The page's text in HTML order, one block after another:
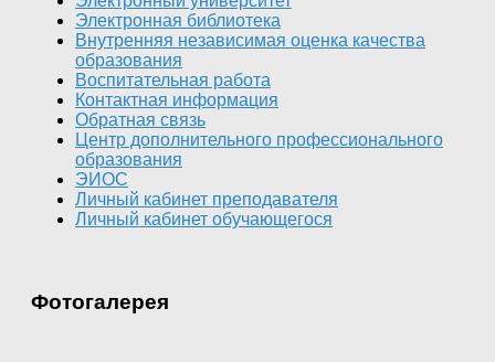
Электронная библиотека
Внутренняя независимая оценка качества
образования
Воспитательная работа
Контактная информация
Обратная связь
Центр дополнительного профессионального
образования
ЭИОС
Личный кабинет преподавателя
Личный кабинет обучающегося
Фотогалерея